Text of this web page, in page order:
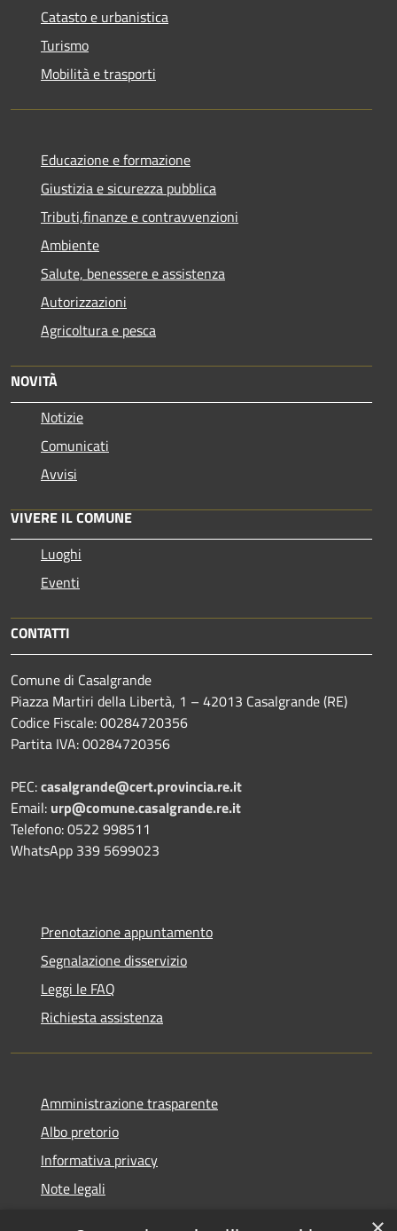
Catasto e urbanistica
Turismo
Mobilità e trasporti
Educazione e formazione
Giustizia e sicurezza pubblica
Tributi,finanze e contravvenzioni
Ambiente
Salute, benessere e assistenza
Autorizzazioni
Agricoltura e pesca
NOVITÀ
Notizie
Comunicati
Avvisi
VIVERE IL COMUNE
Luoghi
Eventi
CONTATTI
Comune di Casalgrande
Piazza Martiri della Libertà, 1 – 42013 Casalgrande (RE)
Codice Fiscale: 00284720356
Partita IVA: 00284720356
PEC:casalgrande@cert.provincia.re.it
Email: urp@comune.casalgrande.re.it
Telefono: 0522 998511
WhatsApp 339 5699023
Prenotazione appuntamento
Segnalazione disservizio
Leggi le FAQ
Richiesta assistenza
Amministrazione trasparente
Albo pretorio
Informativa privacy
Note legali